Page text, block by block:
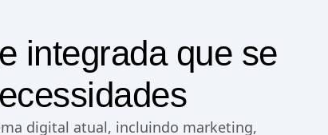
integrada que se
digital atual, incluindo marketing,